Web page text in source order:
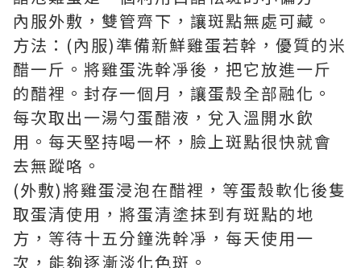
內服外敷，雙管齊下，讓斑點無處可藏。
方法：(內服)準備新鮮雞蛋若幹，優質的米
醋一斤。將雞蛋洗幹凈後，把它放進一斤
的醋裡。封存一個月，讓蛋殼全部融化。
每次取出一湯勺蛋醋液，兌入溫開水飲
用。每天堅持喝一杯，臉上斑點很快就會
去無蹤咯。
(外敷)將雞蛋浸泡在醋裡，等蛋殼軟化後隻
取蛋清使用，將蛋清塗抹到有斑點的地
方，等待十五分鐘洗幹凈，每天使用一
次，能夠逐漸淡化色斑。